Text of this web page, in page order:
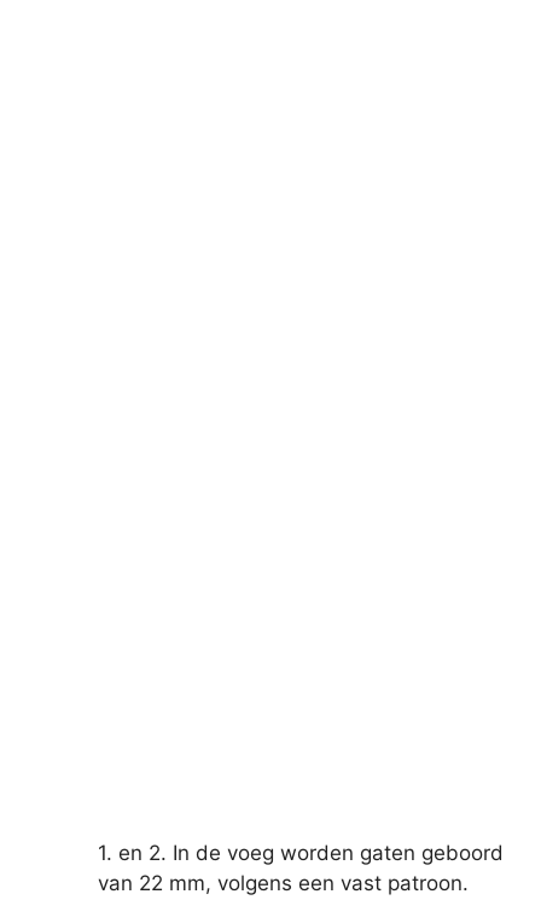
1. en 2. In de voeg worden gaten geboord
van 22 mm, volgens een vast patroon.